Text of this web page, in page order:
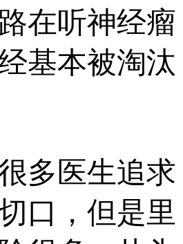
在听神经瘤
基本被淘汰
医生追求
口，但是里